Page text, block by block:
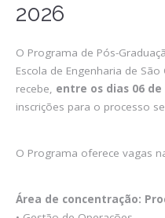
2026
O Programa de Pós-
Escola de Engenharia de São
recebe, entre os dias 06
inscrições para o processo
O Programa oferece vagas
Área de concentração: